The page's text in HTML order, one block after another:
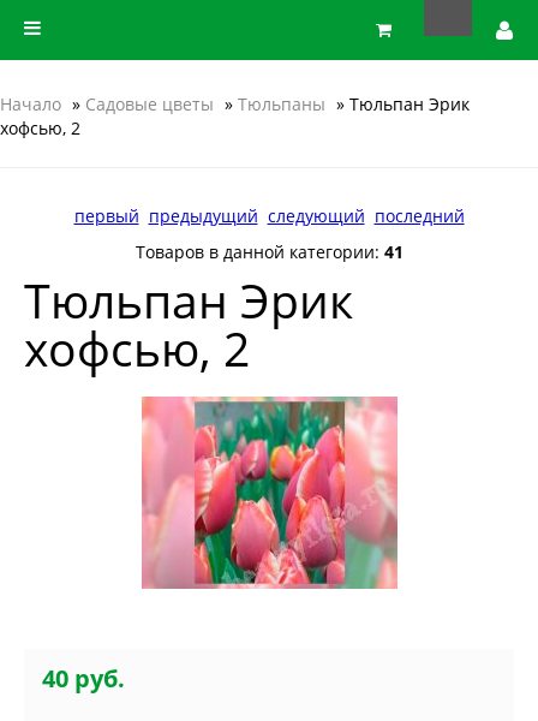
Начало » Садовые цветы » Тюльпаны » Тюльпан Эрик
хофсью, 2
первый предыдущий следующий последний
Товаров в данной категории: 41
Тюльпан Эрик
хофсью, 2
40 руб.